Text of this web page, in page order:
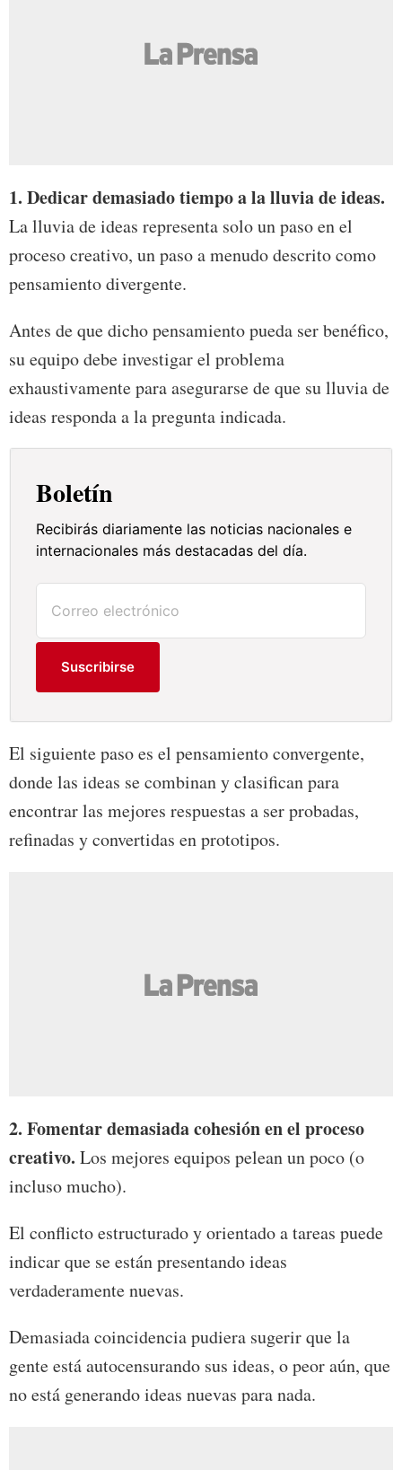
1. Dedicar demasiado tiempo a la lluvia de ideas.
La lluvia de ideas representa solo un paso en el
proceso creativo, un paso a menudo descrito como
pensamiento divergente.
Antes de que dicho pensamiento pueda ser benéfico,
su equipo debe investigar el problema
exhaustivamente para asegurarse de que su lluvia de
ideas responda a la pregunta indicada.
Boletín
Recibirás diariamente las noticias nacionales e
internacionales más destacadas del día.
Suscribirse
El siguiente paso es el pensamiento convergente,
donde las ideas se combinan y clasifican para
encontrar las mejores respuestas a ser probadas,
refinadas y convertidas en prototipos.
2. Fomentar demasiada cohesión en el proceso
creativo. Los mejores equipos pelean un poco (o
incluso mucho).
El conflicto estructurado y orientado a tareas puede
indicar que se están presentando ideas
verdaderamente nuevas.
Demasiada coincidencia pudiera sugerir que la
gente está autocensurando sus ideas, o peor aún, que
no está generando ideas nuevas para nada.